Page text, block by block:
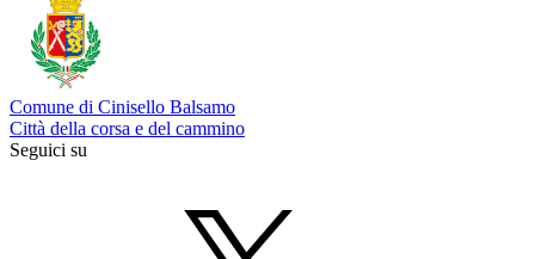
Comune di Cinisello Balsamo
Città della corsa e del cammino
Seguici su